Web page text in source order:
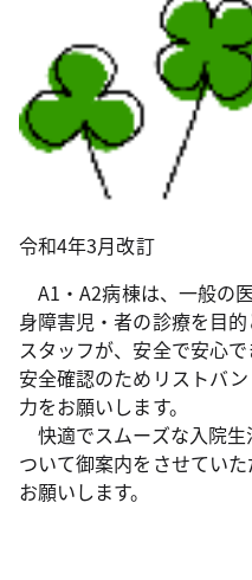
令和4年3月改訂
A1・A2病棟は、一般の
身障害児・者の診療を目
スタッフが、安全で安心で
安全確認のためリストバ
力をお願いします。
快適でスムーズな入院
ついて御案内をさせてい
お願いします。